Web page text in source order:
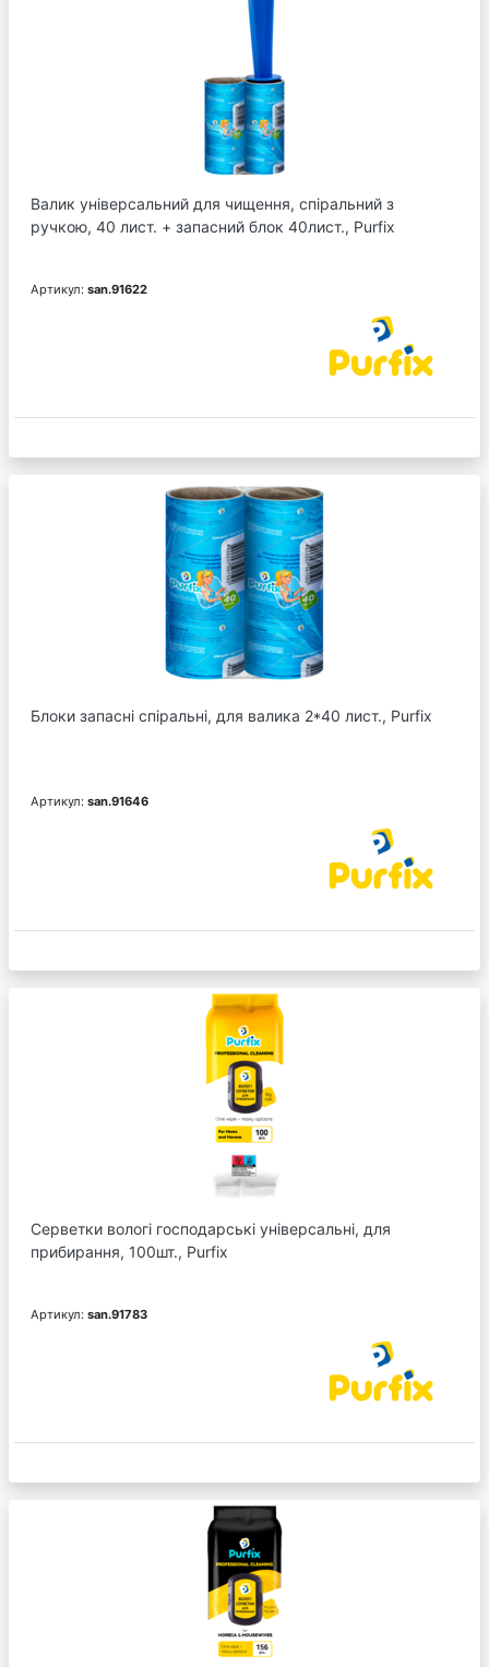
Валик універсальний для чищення, спіральний з
ручкою, 40 лист. + запасний блок 40лист., Purfix
Артикул: san.91622
Блоки запасні спіральні, для валика 2*40 лист., Purfix
Артикул: san.91646
Серветки вологі господарські універсальні, для
прибирання, 100шт., Purfix
Артикул: san.91783